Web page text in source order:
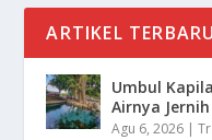
ARTIKEL TERBARU
Umbul
Airnya
Agu 6, 2026 |